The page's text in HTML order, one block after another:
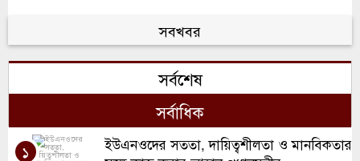
আয়ারল্যান্ডে ‘আইরিশ বাংলা অ্যাসোসিয়েশন
অব ডোনেগাল’-এর জরুরি সভা, নতুন কার্যকরী
কমিটি ঘোষণা
৬
ওয়ালসলে কিরণ বালতির উদ্যোগে কাউন্সিলর
দিলু মিয়াকে সংবর্ধনা
৭
রচডেল আনজুমানে আল ইসলাহ’র বার্ষিক
সবখবর
সর্বশেষ
সর্বাধিক
১
ইউএনওদের সততা, দায়িত্বশীলতা ও মানবিকতার